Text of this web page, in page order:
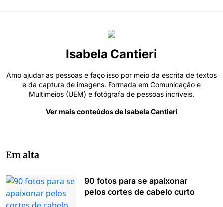
Isabela Cantieri
Amo ajudar as pessoas e faço isso por meio da escrita de textos
e da captura de imagens. Formada em Comunicação e
Multimeios (UEM) e fotógrafa de pessoas incríveis.
Ver mais conteúdos de Isabela Cantieri
Em alta
90 fotos para se apaixonar
pelos cortes de cabelo curto